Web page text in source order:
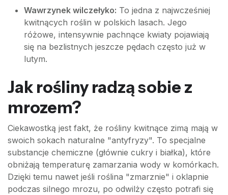
Wawrzynek wilczełyko: To jedna z najwcześniej
kwitnących roślin w polskich lasach. Jego
różowe, intensywnie pachnące kwiaty pojawiają
się na bezlistnych jeszcze pędach często już w
lutym.
Jak rośliny radzą sobie z
mrozem?
Ciekawostką jest fakt, że rośliny kwitnące zimą mają w
swoich sokach naturalne "antyfryzy". To specjalne
substancje chemiczne (głównie cukry i białka), które
obniżają temperaturę zamarzania wody w komórkach.
Dzięki temu nawet jeśli roślina "zmarznie" i oklapnie
podczas silnego mrozu, po odwilży często potrafi się